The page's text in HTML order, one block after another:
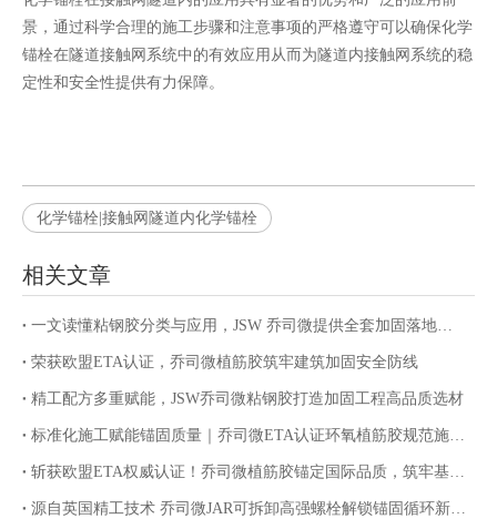
景，通过科学合理的施工步骤和注意事项的严格遵守可以确保化学
锚栓在隧道接触网系统中的有效应用从而为隧道内接触网系统的稳
定性和安全性提供有力保障。
化学锚栓|接触网隧道内化学锚栓
相关文章
一文读懂粘钢胶分类与应用，JSW 乔司微提供全套加固落地服务
荣获欧盟ETA认证，乔司微植筋胶筑牢建筑加固安全防线
精工配方多重赋能，JSW乔司微粘钢胶打造加固工程高品质选材
标准化施工赋能锚固质量｜乔司微ETA认证环氧植筋胶规范施工指南
斩获欧盟ETA权威认证！乔司微植筋胶锚定国际品质，筑牢基建锚固安全防线
源自英国精工技术 乔司微JAR可拆卸高强螺栓解锁锚固循环新价值